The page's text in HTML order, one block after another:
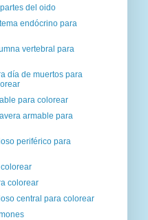
del oido
endócrino para
vertebral para
día de muertos para
para colorear
armable para
periférico para
colorear
central para colorear